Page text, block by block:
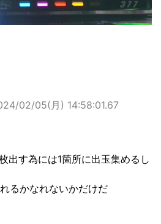
02/05(月) 14:58:01.67
出す為には1箇所に出玉集めるし
るかなれないかだけだ